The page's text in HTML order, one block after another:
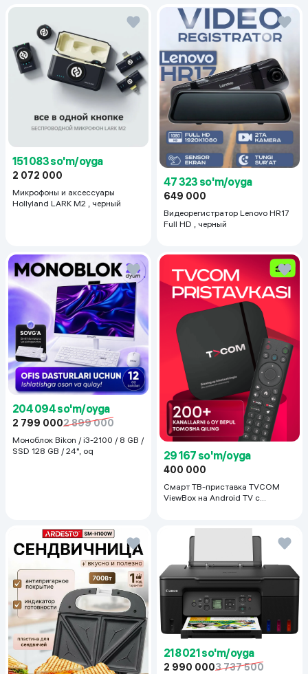
151 083 so'm/oyga
2 072 000
Микрофоны и аксессуары
Hollyland LARK M2 , черный
47 323 so'm/oyga
649 000
Видеорегистратор Lenovo HR17
Full HD , черный
204 094 so'm/oyga
2 799 0002 899 000
Моноблок Bikon / i3-2100 / 8 GB /
SSD 128 GB / 24", oq
29 167 so'm/oyga
400 000
Смарт ТВ-приставка TVCOM
ViewBox на Android TV с
218 021 so'm/oyga
2 990 0003 737 500